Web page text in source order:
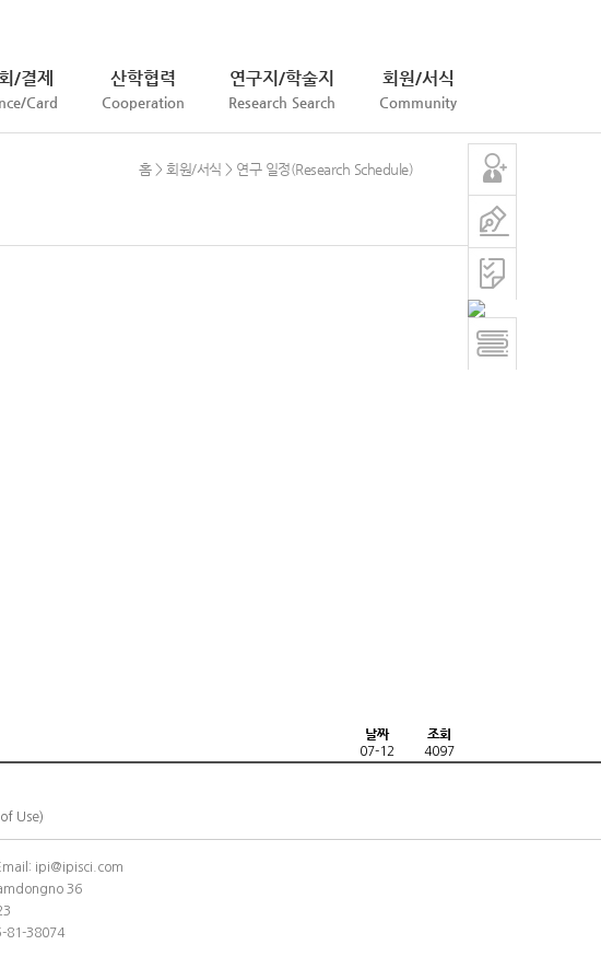
/결제
Card
산학협력
Cooperation
연구지/학술지
Research Search
회원/서식
Community
홈 > 회원/서식 > 연구 일정(Research Schedule)
날짜 조회
07-12 4097
Use)
ipi@ipisci.com
36
81-38074